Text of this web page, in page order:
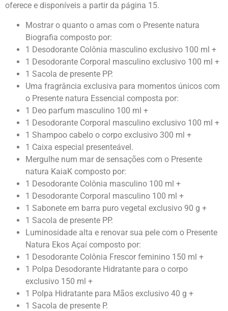
oferece e disponíveis a partir da página 15.
Mostrar o quanto o amas com o Presente natura
Biografia composto por:
1 Desodorante Colônia masculino exclusivo 100 ml +
1 Desodorante Corporal masculino exclusivo 100 ml +
1 Sacola de presente PP.
Uma fragrância exclusiva para momentos únicos com
o Presente natura Essencial composta por:
1 Deo parfum masculino 100 ml +
1 Desodorante Corporal masculino exclusivo 100 ml +
1 Shampoo cabelo o corpo exclusivo 300 ml +
1 Caixa especial presenteável.
Mergulhe num mar de sensações com o Presente
natura KaiaK composto por:
1 Desodorante Colônia masculino 100 ml +
1 Desodorante Corporal masculino 100 ml +
1 Sabonete em barra puro vegetal exclusivo 90 g +
1 Sacola de presente PP.
Luminosidade alta e renovar sua pele com o Presente
Natura Ekos Açaí composto por:
1 Desodorante Colônia Frescor feminino 150 ml +
1 Polpa Desodorante Hidratante para o corpo
exclusivo 150 ml +
1 Polpa Hidratante para Mãos exclusivo 40 g +
1 Sacola de presente P.